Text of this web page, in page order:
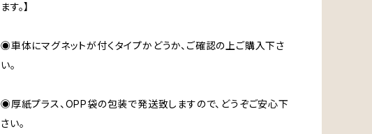
ます。】
◉車体にマグネットが付くタイプかどうか、ご確認の上ご購入下さ
い。
◉厚紙プラス、OPP袋の包装で発送致しますので、どうぞご安心下
さい。